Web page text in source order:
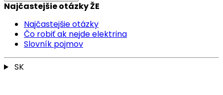
Najčastejšie otázky ŽE
Najčastejšie otázky
Čo robiť ak nejde elektrina
Slovník pojmov
SK